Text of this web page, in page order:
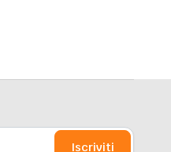
Iscriviti